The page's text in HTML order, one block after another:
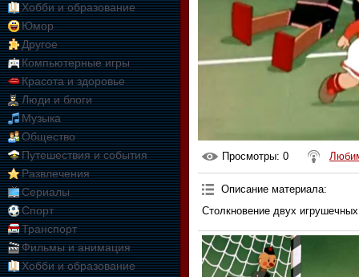
Хобби и образование
Юмор
Другое
Компьютерные игры
Красота и здоровье
Люди и блоги
Музыка
Общество
Путешествия и события
Развлечения
Сериалы
Спорт
Транспорт
Фильмы и анимация
Хобби и образование
Просмотры: 0
Описание материала:
Столкновение двух